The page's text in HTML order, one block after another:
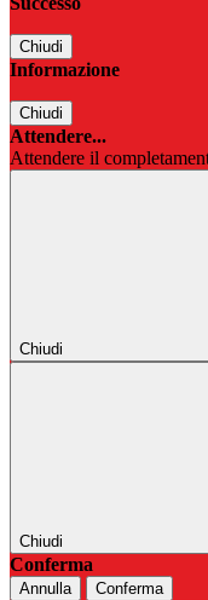
Chiudi
Informazione
Chiudi
Attendere...
Attendere il
Chiudi
Chiudi
Conferma
Annulla Conferma